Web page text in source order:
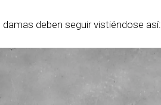
deben seguir vistiéndose así: